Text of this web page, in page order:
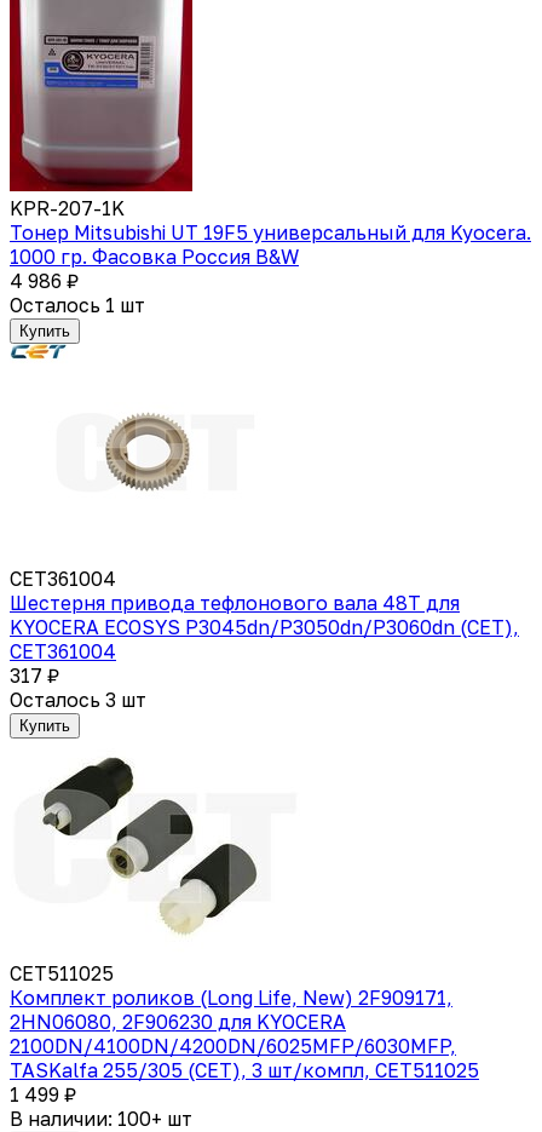
KPR-207-1K
Тонер Mitsubishi UT 19F5 универсальный для Kyocera.
1000 гр. Фасовка Россия B&W
4 986 ₽
Осталось 1 шт
Купить
CET361004
Шестерня привода тефлонового вала 48T для
KYOCERA ECOSYS P3045dn/P3050dn/P3060dn (CET),
CET361004
317 ₽
Осталось 3 шт
Купить
CET511025
Комплект роликов (Long Life, New) 2F909171,
2HN06080, 2F906230 для KYOCERA
2100DN/4100DN/4200DN/6025MFP/6030MFP,
TASKalfa 255/305 (CET), 3 шт/компл, CET511025
1 499 ₽
В наличии: 100+ шт